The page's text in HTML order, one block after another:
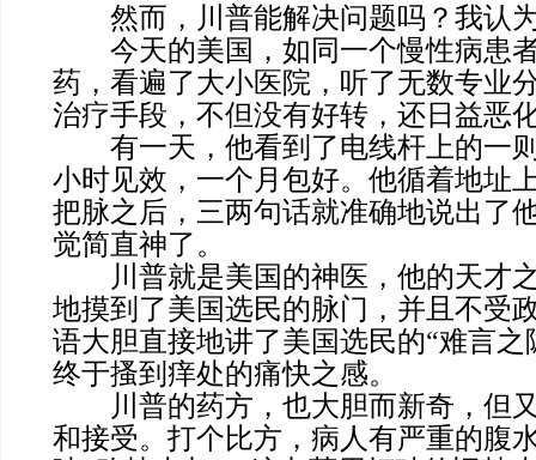
然而，川普能解决问题吗？我认
今天的美国，如同一个慢性病患
药，看遍了大小医院，听了无数专业
治疗手段，不但没有好转，还日益恶
有一天，他看到了电线杆上的一则
小时见效，一个月包好。他循着地址
把脉之后，三两句话就准确地说出了
觉简直神了。
川普就是美国的神医，他的天才
地摸到了美国选民的脉门，并且不受
语大胆直接地讲了美国选民的“难言之
终于搔到痒处的痛快之感。
川普的药方，也大胆而新奇，但
和接受。打个比方，病人有严重的腹